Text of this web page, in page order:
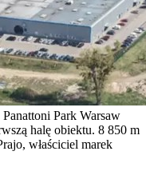
Park Warsaw
halę obiektu. 8 850 m
właściciel marek